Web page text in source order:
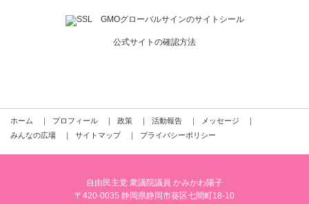
公式サイトの確認方法
ホーム プロフィール 政策 活動報告 メッセージ
みんなの広場
サイトマップ プライバシーポリシー
自由民主党 衆議院議員 かみかわ陽子
〒420-0035 静岡県静岡市葵区七間町18-10